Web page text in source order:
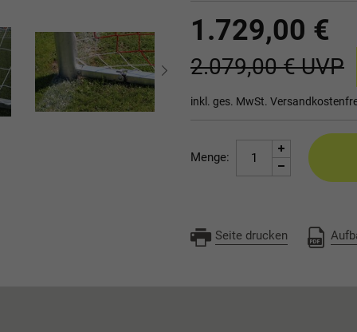
1.729,00 €
2.079,00 €UVP
inkl. ges. MwSt.
Menge:
Seite drucken